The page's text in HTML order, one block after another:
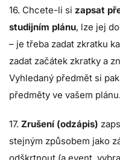
16. Chcete-li si zapsat
studijním plánu, lze jej
– je třeba zadat zkratku
zadat začátek zkratky a
Vyhledaný předmět si
předměty ve vašem plánu.
17. Zrušení (odzápis)
stejným způsobem jako